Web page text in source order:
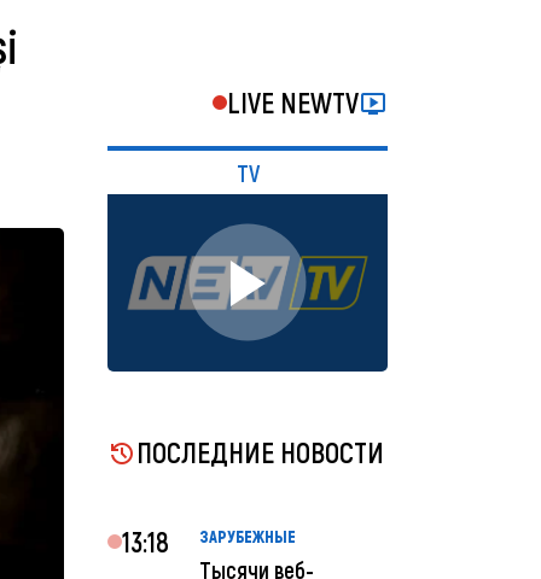
LIVE NEWTV
TV
ПОСЛЕДНИЕ НОВОСТИ
13:18 ЗАРУБЕЖНЫЕ
Тысячи веб-